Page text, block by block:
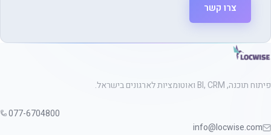
צרו קשר
פיתוח תוכנה, BI, CRM ואוטומציות לארגונים בישראל.
077-6704800
info@locwise.com